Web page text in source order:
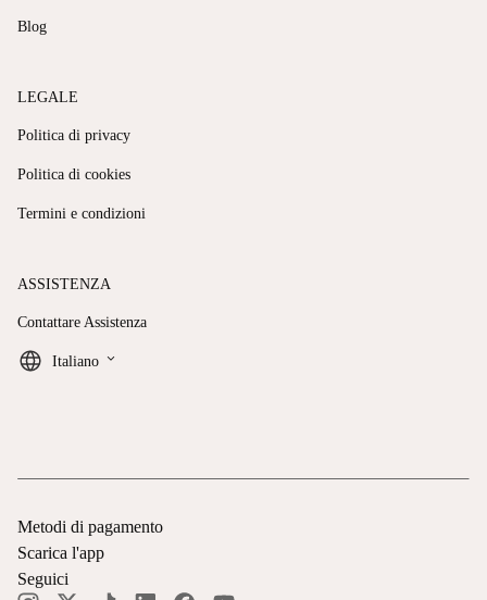
Blog
LEGALE
Politica di privacy
Politica di cookies
Termini e condizioni
ASSISTENZA
Contattare Assistenza
Italiano keyboard_arrow_down
Metodi di pagamento
Scarica l'app
Seguici